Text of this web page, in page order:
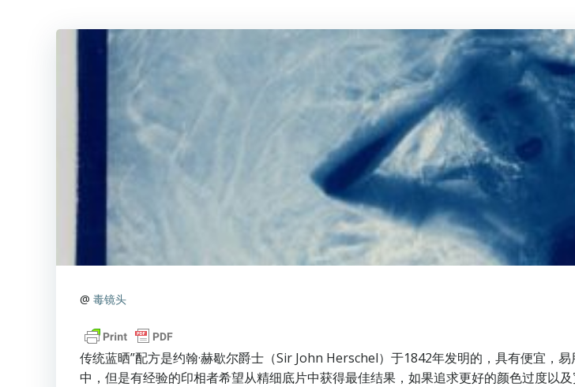
@ 毒镜头
传统蓝晒”配方是约翰·赫歇尔爵士（Sir John Herschel）于1842年发明的，具有便宜，
中，但是有经验的印相者希望从精细底片中获得最佳结果，如果追求更好的颜色过度以